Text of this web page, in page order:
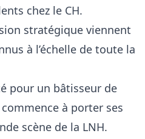
chez le CH.
stratégique viennent
à l’échelle de toute la
pour un bâtisseur de
à porter ses
scène de la LNH.